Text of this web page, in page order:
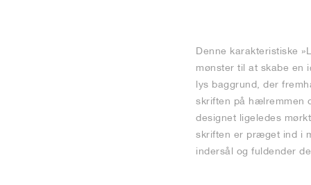
Denne karakteristiske
mønster til at skabe en
lys baggrund, der
skriften på hælremmen
designet ligeledes
skriften er præget ind i
indersål og fuldender